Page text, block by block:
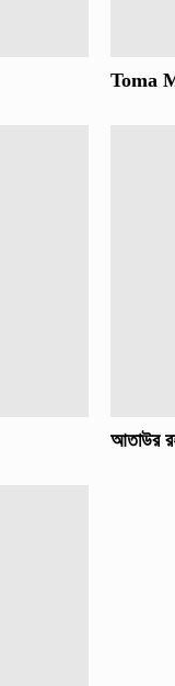
Toma
আতাউর